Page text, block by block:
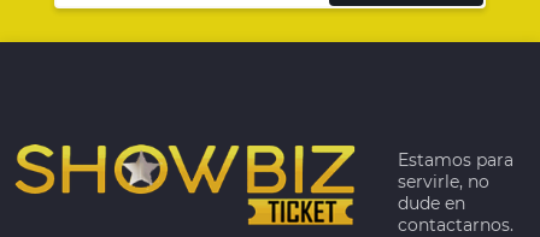
Estamos para
servirle, no
dude en
contactarnos.